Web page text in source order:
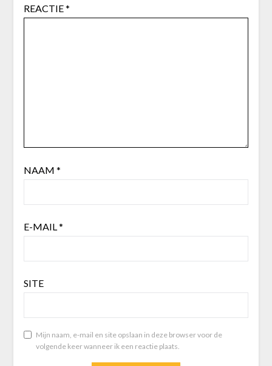
REACTIE*
NAAM *
E-MAIL*
SITE
Mijn naam, e-mail en site opslaan in deze browser voor de
volgende keer wanneer ik een reactie plaats.